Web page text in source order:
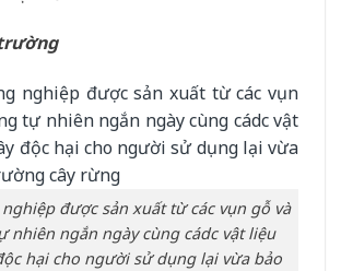
được sản xuất từ các vụn gỗ và
nhiên ngắn ngày cùng cádc vật liệu
hại cho người sử dụng lại vừa bảo